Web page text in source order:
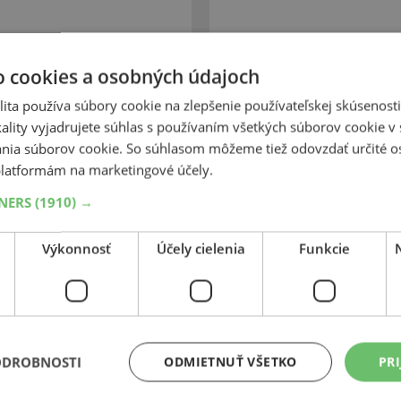
ovládateľnosť za
dráhy za mokra, dobrý
Špičkový výkon na
ovládanie na snehu a za
cookies a osobných údajoch
používa súbory cookie na zlepšenie používateľskej
vyjadrujete súhlas s používaním všetkých súborov cookie v
súborov cookie. So súhlasom môžeme tiež odovzdať určité
na marketingové účely.
(1910) →
Výkonnosť Účely cielenia Funkcie
ODMIETNUŤ VŠETKO